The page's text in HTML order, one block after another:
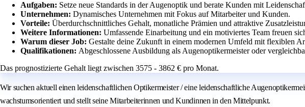
Aufgaben: Setze neue Standards in der Augenoptik und berate Kunden mit
Unternehmen: Dynamisches Unternehmen mit Fokus auf Mitarbeiter und Kunden.
Vorteile: Überdurchschnittliches Gehalt, monatliche Prämien und attraktive
Weitere Informationen: Umfassende Einarbeitung und ein motiviertes Team freuen
Warum dieser Job: Gestalte deine Zukunft in einem modernen Umfeld mit flexiblen
Qualifikationen: Abgeschlossene Ausbildung als Augenoptikermeister oder
Das prognostizierte Gehalt liegt zwischen 3575 - 3862 € pro Monat.
Wir suchen aktuell einen leidenschaftlichen Optikermeister / eine leidenschaftliche
wachstumsorientiert und stellt seine Mitarbeiterinnen und Kundinnen in den Mittelpunkt.